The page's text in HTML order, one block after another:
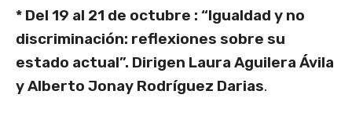
* Del 19 al 21 de octubre : “Igualdad y no
discriminación: reflexiones sobre su
estado actual”. Dirigen Laura Aguilera Ávila
y Alberto Jonay Rodríguez Darias.